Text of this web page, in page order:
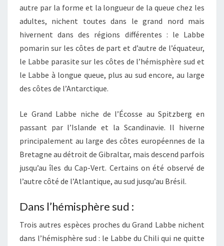
autre par la forme et la longueur de la queue chez les
adultes, nichent toutes dans le grand nord mais
hivernent dans des régions différentes : le Labbe
pomarin sur les côtes de part et d’autre de l’équateur,
le Labbe parasite sur les côtes de l’hémisphère sud et
le Labbe à longue queue, plus au sud encore, au large
des côtes de l’Antarctique.
Le Grand Labbe niche de l’Écosse au Spitzberg en
passant par l’Islande et la Scandinavie. Il hiverne
principalement au large des côtes européennes de la
Bretagne au détroit de Gibraltar, mais descend parfois
jusqu’au îles du Cap-Vert. Certains on été observé de
l’autre côté de l’Atlantique, au sud jusqu’au Brésil.
Dans l’hémisphère sud :
Trois autres espèces proches du Grand Labbe nichent
dans l’hémisphère sud : le Labbe du Chili qui ne quitte